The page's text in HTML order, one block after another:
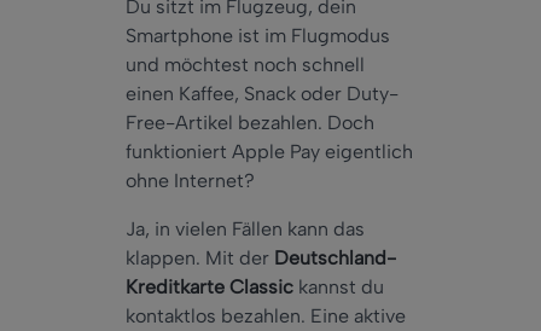
Du sitzt im Flugzeug, dein
Smartphone ist im Flugmodus
und möchtest noch schnell
einen Kaffee, Snack oder Duty-
Free-Artikel bezahlen. Doch
funktioniert Apple Pay eigentlich
ohne Internet?
Ja, in vielen Fällen kann das
klappen. Mit der Deutschland-
Kreditkarte Classic kannst du
kontaktlos bezahlen. Eine aktive